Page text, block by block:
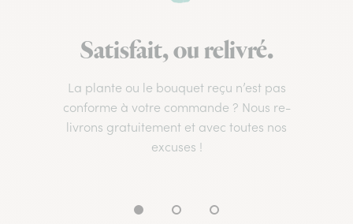
Satisfait, ou relivré.
La plante ou le bouquet reçu n’est pas
conforme à votre commande ? Nous re-
livrons gratuitement et avec toutes nos
excuses !